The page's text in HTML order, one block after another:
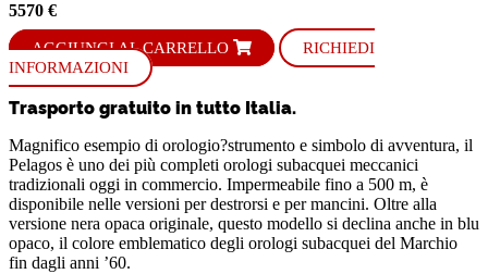
5570 €
AGGIUNGI AL CARRELLO
RICHIEDI
INFORMAZIONI
Trasporto gratuito in tutto Italia.
Magnifico esempio di orologio?strumento e simbolo di avventura, il
Pelagos è uno dei più completi orologi subacquei meccanici
tradizionali oggi in commercio. Impermeabile fino a 500 m, è
disponibile nelle versioni per destrorsi e per mancini. Oltre alla
versione nera opaca originale, questo modello si declina anche in blu
opaco, il colore emblematico degli orologi subacquei del Marchio
fin dagli anni ’60.